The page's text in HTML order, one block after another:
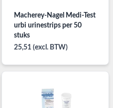
Macherey-Nagel Medi-Test
urbi urinestrips per 50
stuks
25,51 (excl. BTW)